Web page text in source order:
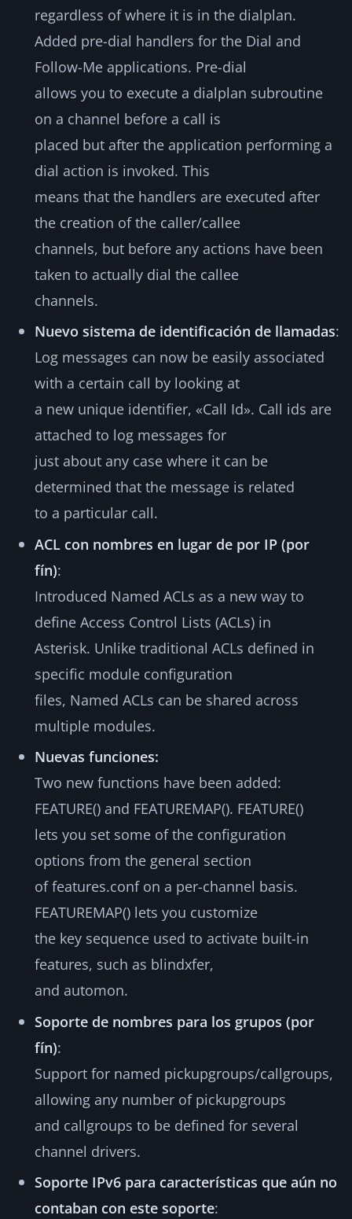
regardless of where it is in the dialplan.
Added pre-dial handlers for the Dial and
Follow-Me applications. Pre-dial
allows you to execute a dialplan subroutine
on a channel before a call is
placed but after the application performing a
dial action is invoked. This
means that the handlers are executed after
the creation of the caller/callee
channels, but before any actions have been
taken to actually dial the callee
channels.
Nuevo sistema de identificación de llamadas:
Log messages can now be easily associated
with a certain call by looking at
a new unique identifier, «Call Id». Call ids are
attached to log messages for
just about any case where it can be
determined that the message is related
to a particular call.
ACL con nombres en lugar de por IP (por
fín):
Introduced Named ACLs as a new way to
define Access Control Lists (ACLs) in
Asterisk. Unlike traditional ACLs defined in
specific module configuration
files, Named ACLs can be shared across
multiple modules.
Nuevas funciones:
Two new functions have been added:
FEATURE() and FEATUREMAP(). FEATURE()
lets you set some of the configuration
options from the general section
of features.conf on a per-channel basis.
FEATUREMAP() lets you customize
the key sequence used to activate built-in
features, such as blindxfer,
and automon.
Soporte de nombres para los grupos (por
fín):
Support for named pickupgroups/callgroups,
allowing any number of pickupgroups
and callgroups to be defined for several
channel drivers.
Soporte IPv6 para características que aún no
contaban con este soporte: